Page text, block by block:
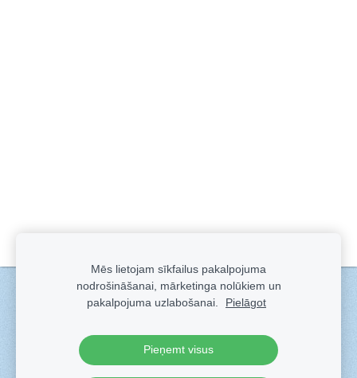
Sīkdatnes
Veidots arSadarbe- labo mājas lapu ģeneratoru.
Mēs lietojam sīkfailus pakalpojuma
nodrošināšanai, mārketinga nolūkiem un
pakalpojuma uzlabošanai.
Pielāgot
Pieņemt visus